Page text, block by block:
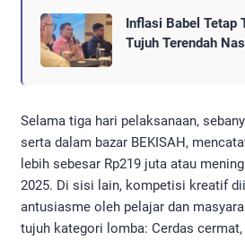
Inflasi Babel Tetap
Tujuh Terendah
Selama tiga hari pelaksanaan,
serta dalam bazar BEKISAH,
lebih sebesar Rp219 juta atau
2025. Di sisi lain, kompetisi kreatif
antusiasme oleh pelajar dan
tujuh kategori lomba: Cerdas